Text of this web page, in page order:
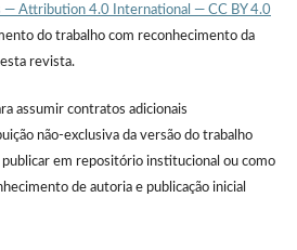
— Attribution 4.0 International — CC BY 4.0
do trabalho com reconhecimento da
revista.
assumir contratos adicionais
não-exclusiva da versão do trabalho
publicar em repositório institucional ou como
de autoria e publicação inicial